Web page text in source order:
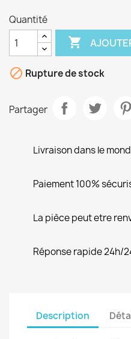
Quantité

 Rupture de stock
Partager
Livraison dans le
Paiement 100%
La pièce peut etre
Réponse rapide 24h/
Description